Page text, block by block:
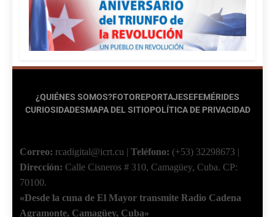
¿QUIÉNES SOMOS?FOTOREPORTAJESEFEMÉRIDES
CURIOSIDADESMAPA DEL SITIOPOLÍTICA DE PRIVACIDAD
Correo: rcadigital@icrt.cu | Teléfono: (+53) 32298673 |
Dirección: Calle Cisneros # 310, Camagüey, Cuba. CP:
70100.
«Desde la cuna de El Mayor transmite Radio Cadena
Agramonte, Camagüey, Cuba»